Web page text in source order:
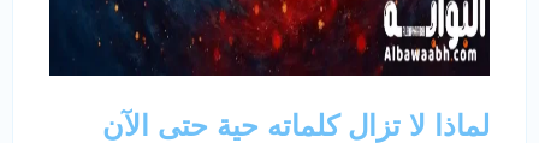
لماذا لا تزال كلماته حية حتى الآن